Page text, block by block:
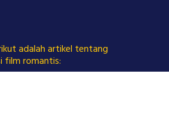
adalah artikel tentang
film romantis: